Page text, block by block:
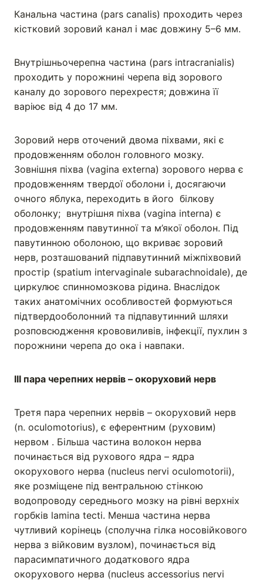
Канальна частина (pars canalis) проходить через
кістковий зоровий канал і має довжину 5–6 мм.
Внутрішньочерепна частина (pars intracranialis)
проходить у порожнині черепа від зорового
каналу до зорового перехрестя; довжина її
варіює від 4 до 17 мм.
Зоровий нерв оточений двома піхвами, які є
продовженням оболон головного мозку.
Зовнішня піхва (vagina externa) зорового нерва є
продовженням твердої оболони і, досягаючи
очного яблука, переходить в його білкову
оболонку; внутрішня піхва (vagina interna) є
продовженням павутинної та м’якої оболон. Під
павутинною оболоною, що вкриває зоровий
нерв, розташований підпавутинний міжпіхвовий
простір (spatium intervaginale subarachnoidale), де
циркулює спинномозкова рідина. Внаслідок
таких анатомічних особливостей формуються
підтвердооболонний та підпавутинний шляхи
розповсюдження крововиливів, інфекції, пухлин з
порожнини черепа до ока і навпаки.
ІІІ пара черепних нервів – окоруховий нерв
Третя пара черепних нервів – окоруховий нерв
(n. oculomotorius), є еферентним (руховим)
нервом . Більша частина волокон нерва
починається від рухового ядра – ядра
окорухового нерва (nucleus nervi oculomotorii),
яке розміщене під вентральною стінкою
водопроводу середнього мозку на рівні верхніх
горбків lamina tecti. Менша частина нерва
чутливий корінець (сполучна гілка носовійкового
нерва з війковим вузлом), починається від
парасимпатичного додаткового ядра
окорухового нерва (nucleus accessorius nervi